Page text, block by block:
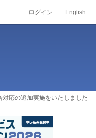
ログイン English
応の追加実施をいたしました